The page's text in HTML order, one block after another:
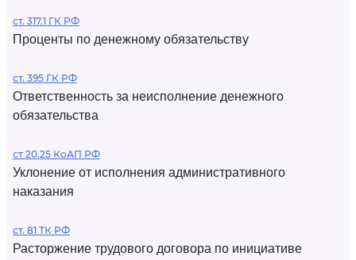
ст. 317.1 ГК РФ
Проценты по денежному обязательству
ст. 395 ГК РФ
Ответственность за неисполнение денежного
обязательства
ст 20.25 КоАП РФ
Уклонение от исполнения административного
наказания
ст. 81 ТК РФ
Расторжение трудового договора по инициативе